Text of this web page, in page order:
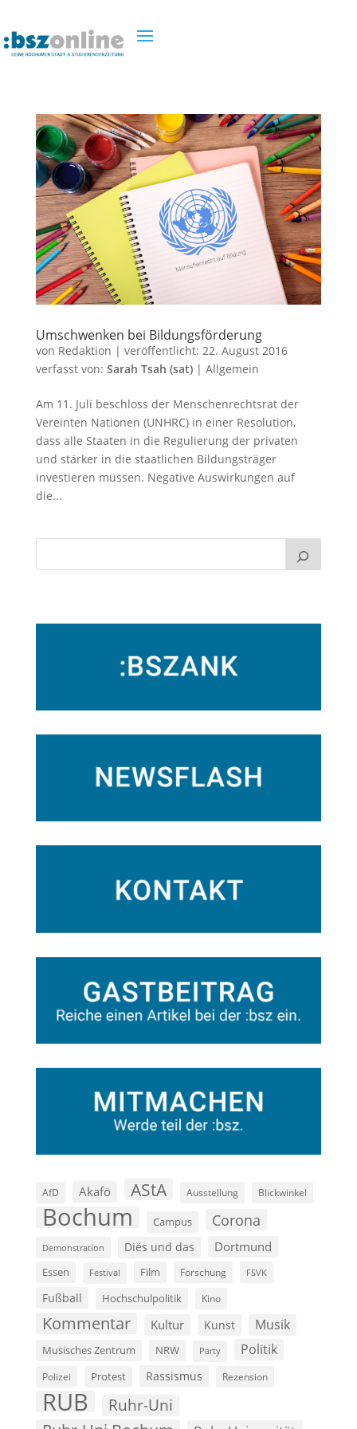
Umschwenken bei Bildungsförderung
von Redaktion | veröffentlicht: 22. August 2016
verfasst von: Sarah Tsah (sat)| Allgemein
Am 11. Juli beschloss der Menschenrechtsrat der
Vereinten Nationen (UNHRC) in einer Resolution,
dass alle Staaten in die Regulierung der privaten
und stärker in die staatlichen Bildungsträger
investieren müssen. Negative Auswirkungen auf
die...
AfD Akafö AStA Ausstellung Blickwinkel
Bochum Campus Corona
Demonstration Diës und das Dortmund
Essen Festival Film Forschung FSVK
Fußball Hochschulpolitik Kino
Kommentar Kultur Kunst Musik
Musisches Zentrum NRW Party Politik
Polizei Protest Rassismus Rezension
RUB Ruhr-Uni